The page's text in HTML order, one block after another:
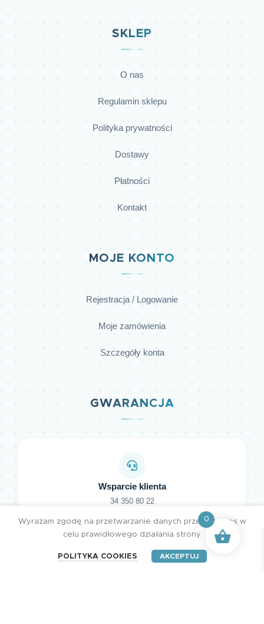
SKLEP
O nas
Regulamin sklepu
Polityka prywatności
Dostawy
Płatności
Kontakt
MOJE KONTO
Rejestracja / Logowanie
Moje zamówienia
Szczegóły konta
GWARANCJA
Wsparcie klienta
34 350 80 22
Wyrażam zgodę na przetwarzanie danych przez cookies w
celu prawidłowego działania strony.
POLITYKA COOKIES AKCEPTUJ
0